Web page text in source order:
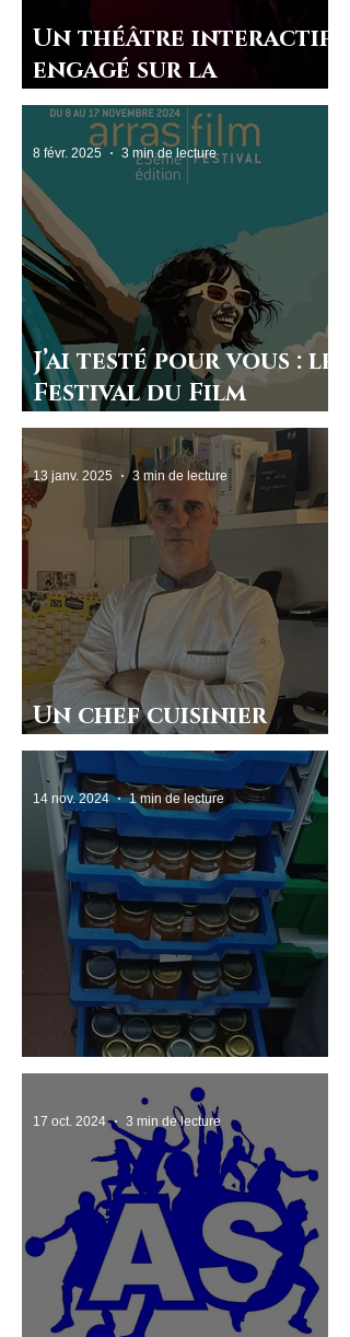
Un théâtre interactif
engagé sur la
sexualité
J’ai testé pour vous : le
Festival du Film
d’Arras
8 févr. 2025 3 min de lecture
Un chef cuisinier
scolaire passionné
13 janv. 2025 3 min de lecture
Une belle récolte !
14 nov. 2024 1 min de lecture
17 oct. 2024 3 min de lecture